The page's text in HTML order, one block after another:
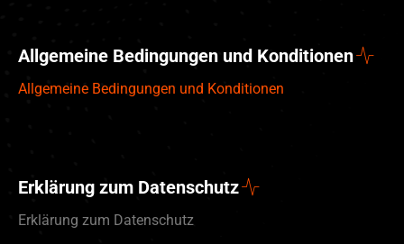
Allgemeine Bedingungen und Konditionen
Allgemeine Bedingungen und Konditionen
Erklärung zum Datenschutz
Erklärung zum Datenschutz